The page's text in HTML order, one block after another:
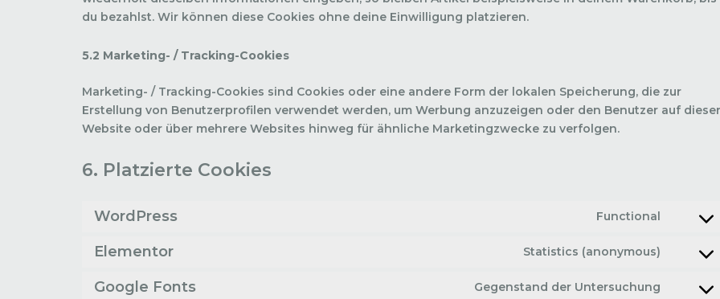
du bezahlst. Wir können diese Cookies ohne deine Einwilligung platzieren.
5.2 Marketing- / Tracking-Cookies
Marketing- / Tracking-Cookies sind Cookies oder eine andere Form der lokalen Speicherung, die zur
Erstellung von Benutzerprofilen verwendet werden, um Werbung anzuzeigen oder den Benutzer auf dieser
Website oder über mehrere Websites hinweg für ähnliche Marketingzwecke zu verfolgen.
6. Platzierte Cookies
WordPress Functional
Elementor Statistics (anonymous)
Google Fonts Gegenstand der Untersuchung